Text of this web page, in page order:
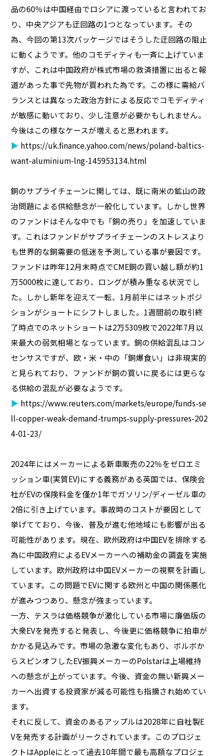
品の60％は中国経由でロシアに渡っていると言われてお
り、中央アジアも迂回路の1つとなっています。その
為、今回の第13次パッケージではそうした迂回路の阻止
に動くようです。他のコモディティも一斉に上げていま
すが、これは中国政府が株式市場の救済措置に出ると報
道があった事で先物が買われた為です。この様に需給バ
ランスとは異なった政治方針による反応でコモディティ
が敏感に動いており、少し注意が必要かもしれません。
今後はこの様なケースが増えると思われます。
▶ https://uk.finance.yahoo.com/news/poland-baltics-
want-aluminium-lng-145953134.html
銅のサプライチェーンに関しては、既に南米の鉱山の政
治問題による供給懸念が一般化しています。しかし世界
のファンドはそんな中でも「銅の売り」を加速していま
す。これはファンドがサプライチェーンのストレスより
も世界的な銅需要の低迷を予測している事が要因です。
ファンドは昨年12月末時点でCME銅の買い越し額が約1
万5000枚に達しており、ロングが積み重なる状況でし
た。しかし新年を迎えて一転、1月前半にはネットポジ
ションがショートにシフトしました。1週間前の取引終
了時点でのネットショートは2万5309枚で2022年7月以
来最大の弱気相場となっています。銅の供給混乱はコン
センサスですが、欧・米・中の「銅爆食い」は非現実的
と見られており、ファンドが銅の買いに戻るには更らな
る供給の混乱が必要なようです。
▶ https://www.reuters.com/markets/europe/funds-se
ll-copper-weak-demand-trumps-supply-pressures-202
4-01-23/
2024年にはメーカーによる新車販売の22％をゼロエミ
ッション車(実質EV)にする義務がある英国では、保険会
社がEVの保険料金を僅か1年でガソリン/ディーゼル車の
2倍に引き上げています。事故時のコストが要因として
挙げてており、今後、普及が進む他地域にも影響が出る
可能性があります。現在、欧州政府は中国EVを排除する
為に中国政府によるEVメーカーへの補助金の調査を実施
しています。欧州政府は中国EVメーカーの視察を計画し
ています。この問題でEVに関する欧州と中国の関係悪化
が進みつつあり、懸念が強まっています。
一方、テスラは価格競争が激化している市場に廉価版の
大衆EVを発売すると発表し、今後更に価格競争に拍車が
かかる見込みです。市場の急激な変化もあり、ボルボか
らスピンオフしたEV振興メーカーのPolstarは上場維持
への懸念が上がっています。今後、資金の無い新興メー
カーへ出資する投資家が減る可能性も指摘され始めてい
ます。
それに反して、資金のあるアップルは2028年に自社製E
Vを発売する計画がリークされています。このプロジェ
クトはAppleにとって過去10年間で最も高額なプロジェ